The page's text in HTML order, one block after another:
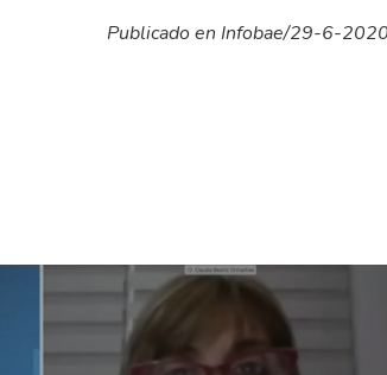
Publicado en Infobae/29-6-2020